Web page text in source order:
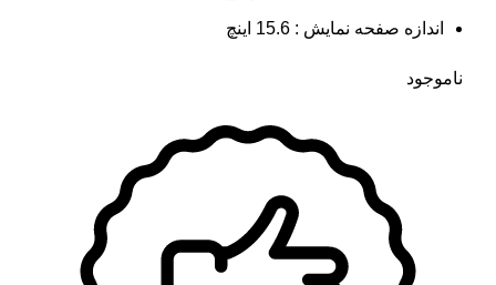
اندازه صفحه نمایش : 15.6 اینچ
ناموجود